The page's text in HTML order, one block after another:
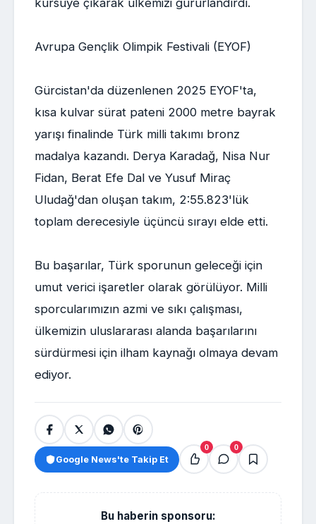
kürsüye çıkarak ülkemizi gururlandırdı.
Avrupa Gençlik Olimpik Festivali (EYOF)
Gürcistan'da düzenlenen 2025 EYOF'ta,
kısa kulvar sürat pateni 2000 metre bayrak
yarışı finalinde Türk milli takımı bronz
madalya kazandı. Derya Karadağ, Nisa Nur
Fidan, Berat Efe Dal ve Yusuf Miraç
Uludağ'dan oluşan takım, 2:55.823'lük
toplam derecesiyle üçüncü sırayı elde etti.
Bu başarılar, Türk sporunun geleceği için
umut verici işaretler olarak görülüyor. Milli
sporcularımızın azmi ve sıkı çalışması,
ülkemizin uluslararası alanda başarılarını
sürdürmesi için ilham kaynağı olmaya devam
ediyor.
Google News'te Takip Et
0 0
Bu haberin sponsoru: